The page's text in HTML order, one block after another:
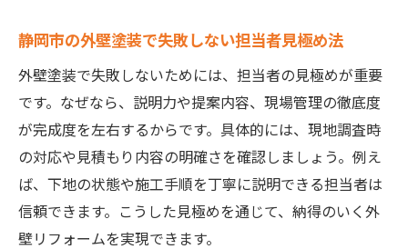
塗装担当者の丁寧な説明がリフォーム成功
のカギ
スタッフ対応から見る外壁塗装の信頼性
塗装現場での担当者のコミュニケーション
力
静岡市の外壁塗装で重視すべき担当者の姿
勢
困りごと相談に親身な塗装担当者を選ぶ視
静岡市の外壁塗装で失敗しない担当者見極め法
外壁塗装で失敗しないためには、担当者の見極めが重要
です。なぜなら、説明力や提案内容、現場管理の徹底度
が完成度を左右するからです。具体的には、現地調査時
の対応や見積もり内容の明確さを確認しましょう。例え
ば、下地の状態や施工手順を丁寧に説明できる担当者は
信頼できます。こうした見極めを通じて、納得のいく外
壁リフォームを実現できます。